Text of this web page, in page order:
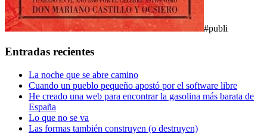
#publi
Entradas recientes
La noche que se abre camino
Cuando un pueblo pequeño apostó por el software libre
He creado una web para encontrar la gasolina más barata de
España
Lo que no se va
Las formas también construyen (o destruyen)